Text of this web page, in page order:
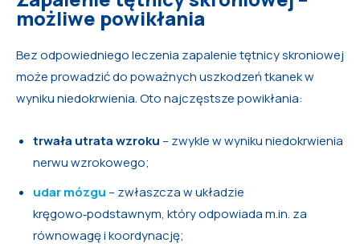
możliwe powikłania
Bez odpowiedniego leczenia zapalenie tętnicy skroniowej
może prowadzić do poważnych uszkodzeń tkanek w
wyniku niedokrwienia. Oto najczęstsze powikłania:
trwała utrata wzroku – zwykle w wyniku niedokrwienia
nerwu wzrokowego;
udar mózgu – zwłaszcza w układzie
kręgowo‑podstawnym, który odpowiada m.in. za
równowagę i koordynację;